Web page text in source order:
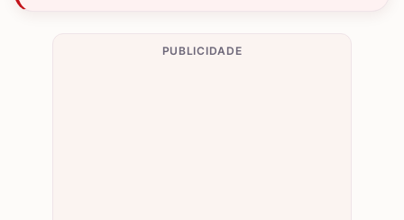
PUBLICIDADE